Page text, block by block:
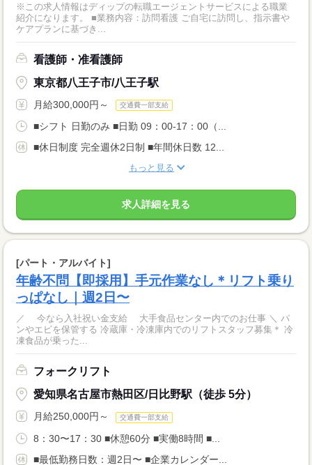
※この求人情報はディップの転職エージェントサービスによる職業
紹介になります。 ■業務内容：訪問看護 ご自宅に訪問し、指示書や
ケアプランに基づき...
看護師・准看護師
東京都八王子市/八王子駅
月給300,000円～ 交通費一部支給
■シフト 日勤のみ ■日勤 09：00-17：00（...
■休日制度 完全週休2日制 ■年間休日数 12...
もっと見る
求人詳細を見る
[パート・アルバイト]
年齢不問【即採用】手元作業なし＊リフト乗り
っぱなし｜週2日〜
／ 今なら入社祝い金支給 大手食品センター内でのお仕事 ＼ パ
ンやエビを保管する 冷蔵庫・冷凍庫内でのリフトスタッフ募集＊ 冷
凍食品が乗った...
フォークリフト
愛知県名古屋市熱田区/日比野駅（徒歩 5分）
月給250,000円～ 交通費一部支給
8：30〜17：30 ■休憩60分 ■実働8時間 ■...
■最低勤務日数：週2日〜 ■企業カレンダー...